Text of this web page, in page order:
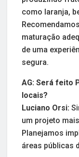
como laranja,
maturação
de uma
segura.
AG: Será feito
locais?
Luciano Orsi:
um projeto
Planejamos
áreas públicas